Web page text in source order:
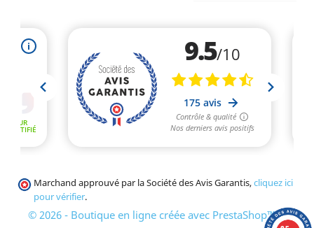
Marchand approuvé par la Société des Avis Garantis,cliquez ici
pour vérifier.
© 2026 - Boutique en ligne créée avec PrestaShop™